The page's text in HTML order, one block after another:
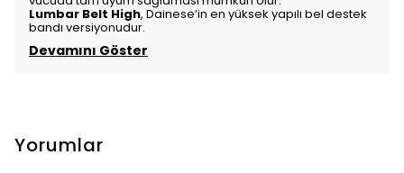
Lumbar Belt High, Dainese’in en yüksek yapılı bel destek
bandı versiyonudur.
Devamını Göster
Yorumlar